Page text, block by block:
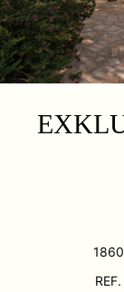
1860
REF.